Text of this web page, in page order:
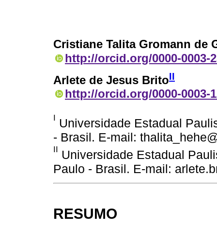
Cristiane Talita Gromann de
http://orcid.org/0000-0003-
Arlete de Jesus BritoII
http://orcid.org/0000-0003-
I Universidade Estadual
- Brasil. E-mail:
II Universidade Estadual
Paulo - Brasil. E-mail:
RESUMO